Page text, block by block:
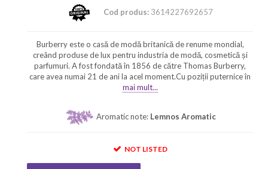
Cod produs:3614227692657
Burberry este o casă de modă britanică de renume mondial,
creând produse de lux pentru industria de modă, cosmetică și
parfumuri. A fost fondată în 1856 de către Thomas Burberry,
care avea numai 21 de ani la acel moment.Cu poziții puternice în
mai mult...
Aromatic note: Lemnos Aromatic
NOT LISTED